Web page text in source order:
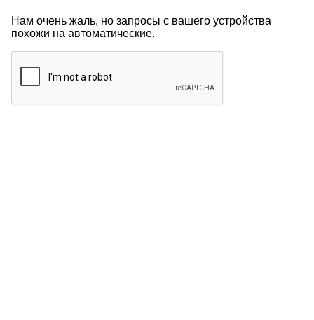
Нам очень жаль, но запросы с вашего устройства
похожи на автоматические.